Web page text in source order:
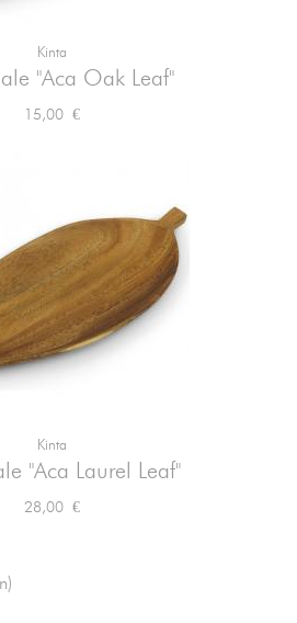
Kinta
"Aca Oak Leaf"
Preis
15,00 €
Kinta
"Aca Laurel Leaf"
Preis
28,00 €